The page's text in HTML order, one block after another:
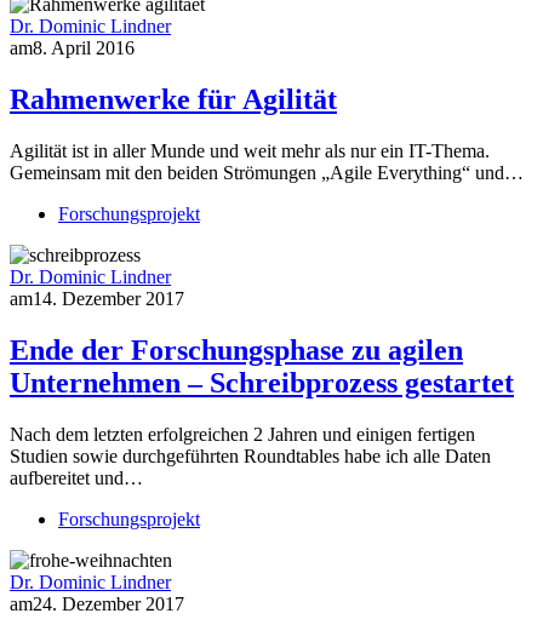
Dr. Dominic Lindner
am8. April 2016
Rahmenwerke für Agilität
Agilität ist in aller Munde und weit mehr als nur ein IT-Thema.
Gemeinsam mit den beiden Strömungen „Agile Everything“ und…
Forschungsprojekt
Dr. Dominic Lindner
am14. Dezember 2017
Ende der Forschungsphase zu agilen
Unternehmen – Schreibprozess gestartet
Nach dem letzten erfolgreichen 2 Jahren und einigen fertigen
Studien sowie durchgeführten Roundtables habe ich alle Daten
aufbereitet und…
Forschungsprojekt
Dr. Dominic Lindner
am24. Dezember 2017